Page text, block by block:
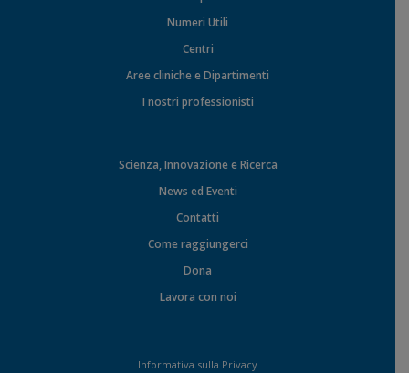
Numeri Utili
Centri
Aree cliniche e Dipartimenti
I nostri professionisti
Scienza, Innovazione e Ricerca
News ed Eventi
Contatti
Come raggiungerci
Dona
Lavora con noi
Informativa sulla Privacy